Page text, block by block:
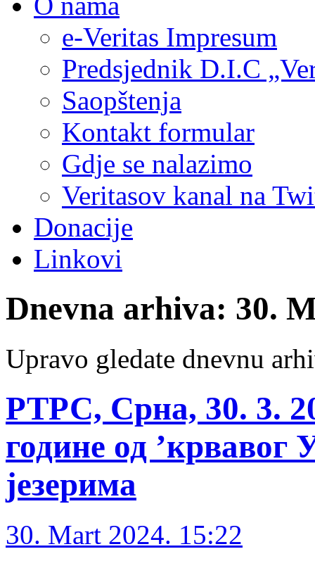
e-Veritas Impresum
Predsjednik D.I.C
Saopštenja
Kontakt formular
Gdje se nalazimo
Veritasov kanal na
Donacije
Linkovi
Dnevna arhiva: 30.
Upravo gledate dnevnu
РТРС, Срна, 30. 3.
године од
језерима
30. Mart 2024. 15:22